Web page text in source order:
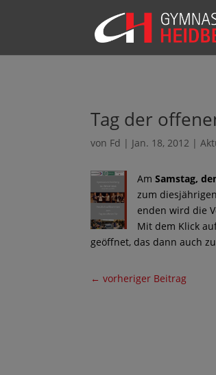
Tag der
von Fd | Jan. 18, 2012 |
Am Samstag,
zum
enden wird die
Mit dem Klick
geöffnet, das dann auch
← vorheriger Beitrag